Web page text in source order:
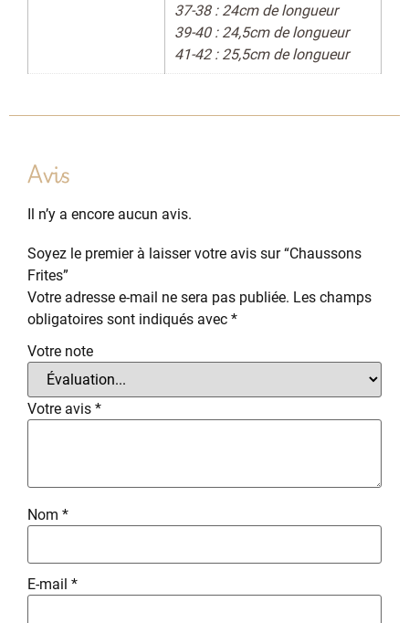
37-38 : 24cm de longueur
39-40 : 24,5cm de longueur
41-42 : 25,5cm de longueur
Avis
Il n’y a encore aucun avis.
Soyez le premier à laisser votre avis sur “Chaussons
Frites”
Votre adresse e-mail ne sera pas publiée. Les champs
obligatoires sont indiqués avec *
Votre note
Votre avis *
Nom *
E-mail *